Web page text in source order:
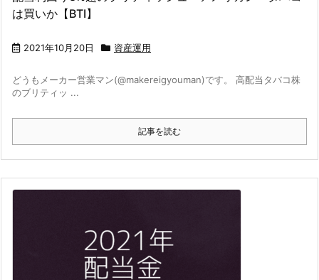
は買いか【BTI】
2021年10月20日 資産運用
どうもメーカー営業マン(@makereigyouman)です。 高配当タバコ株
のブリティッ ...
記事を読む